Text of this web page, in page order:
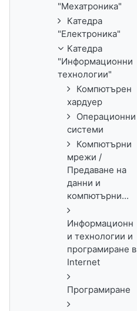
"Мехатроника"
Катедра
"Електроника"
Катедра
"Информационни
технологии"
Компютърен
хардуер
Операционни
системи
Компютърни
мрежи /
Предаване на
данни и
компютърни...
Информационн
и технологии и
програмиране в
Internet
Програмиране